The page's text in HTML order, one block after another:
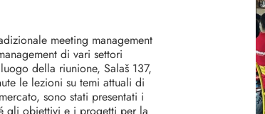
meeting management
di vari settori
della riunione, Salaš 137,
le lezioni su temi attuali di
sono stati presentati i